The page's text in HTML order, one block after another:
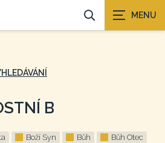
B
Boží Syn Bůh
Bůh Otec